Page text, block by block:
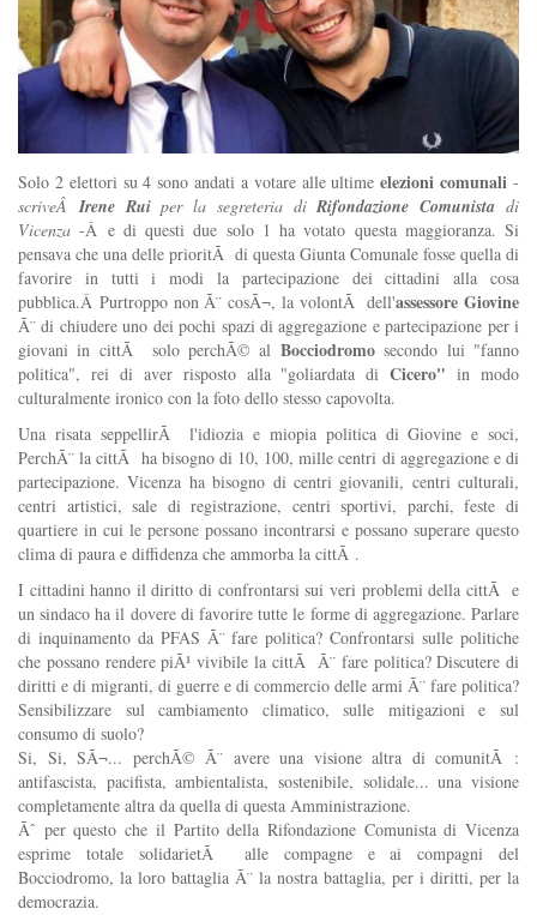
Solo 2 elettori su 4 sono andati a votare alle ultimeelezioni comunali -
scriveÂIrene Ruiper la segreteria diRifondazione Comunistadi
Vicenza -Â e di questi due solo 1 ha votato questa maggioranza. Si
pensava che una delle prioritÃ di questa Giunta Comunale fosse quella di
favorire in tutti i modi la partecipazione dei cittadini alla cosa
pubblica.Â Purtroppo non Ã¨ cosÃ¬, la volontÃ dell'assessore Giovine
Ã¨ di chiudere uno dei pochi spazi di aggregazione e partecipazione per i
giovani in cittÃ solo perchÃ© al Bocciodromosecondo lui "fanno
politica", rei di aver risposto alla "goliardata diCicero" in modo
culturalmente ironico con la foto dello stesso capovolta.
Una risata seppellirÃ l'idiozia e miopia politica di Giovine e soci,
PerchÃ¨ la cittÃ ha bisogno di 10, 100, mille centri di aggregazione e di
partecipazione. Vicenza ha bisogno di centri giovanili, centri culturali,
centri artistici, sale di registrazione, centri sportivi, parchi, feste di
quartiere in cui le persone possano incontrarsi e possano superare questo
clima di paura e diffidenza che ammorba la cittÃ .
I cittadini hanno il diritto di confrontarsi sui veri problemi della cittÃ e
un sindaco ha il dovere di favorire tutte le forme di aggregazione. Parlare
di inquinamento da PFAS Ã¨ fare politica? Confrontarsi sulle politiche
che possano rendere piÃ¹ vivibile la cittÃ Ã¨ fare politica? Discutere di
diritti e di migranti, di guerre e di commercio delle armi Ã¨ fare politica?
Sensibilizzare sul cambiamento climatico, sulle mitigazioni e sul
consumo di suolo?
Si, Si, SÃ¬... perchÃ© Ã¨ avere una visione altra di comunitÃ :
antifascista, pacifista, ambientalista, sostenibile, solidale... una visione
completamente altra da quella di questa Amministrazione.
Ãˆ per questo che il Partito della Rifondazione Comunista di Vicenza
esprime totale solidarietÃ alle compagne e ai compagni del
Bocciodromo, la loro battaglia Ã¨ la nostra battaglia, per i diritti, per la
democrazia.